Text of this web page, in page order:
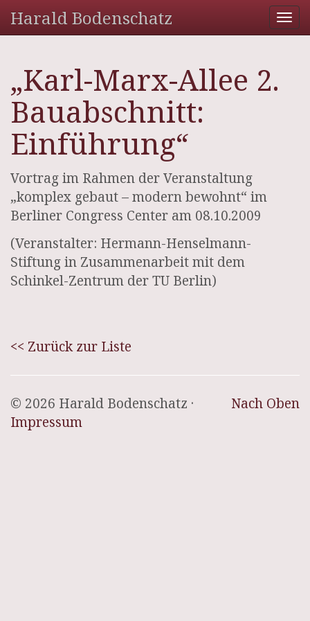
Harald Bodenschatz
„Karl-Marx-Allee 2.
Bauabschnitt:
Einführung“
Vortrag im Rahmen der Veranstaltung
„komplex gebaut – modern bewohnt“ im
Berliner Congress Center am 08.10.2009
(Veranstalter: Hermann-Henselmann-
Stiftung in Zusammenarbeit mit dem
Schinkel-Zentrum der TU Berlin)
<< Zurück zur Liste
Nach Oben
© 2026 Harald Bodenschatz ·
Impressum